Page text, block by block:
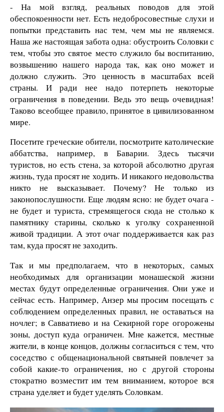
- На мой взгляд, реальных поводов для этой
обеспокоенности нет. Есть недобросовестные слухи и
попытки представить нас тем, чем мы не являемся.
Наша же настоящая забота одна: обустроить Соловки с
тем, чтобы это святое место служило бы воспитанию,
возвышению нашего народа так, как оно может и
должно служить. Это ценность в масштабах всей
страны. И ради нее надо потерпеть некоторые
ограничения в поведении. Ведь это вещь очевидная!
Таково всеобщее правило, принятое в цивилизованном
мире.
Посетите греческие обители, посмотрите католические
аббатства, например, в Баварии. Здесь тысячи
туристов, но есть стена, за которой абсолютно другая
жизнь, туда просят не ходить. И никакого недовольства
никто не высказывает. Почему? Не только из
законопослушности. Еще людям ясно: не будет очага -
не будет и туриста, стремящегося сюда не столько к
памятнику старины, сколько к уголку сохраненной
живой традиции. А этот очаг поддерживается как раз
там, куда просят не заходить.
Так и мы предполагаем, что в некоторых, самых
необходимых для организации монашеской жизни
местах будут определенные ограничения. Они уже и
сейчас есть. Например, Анзер мы просим посещать с
соблюдением определенных правил, не оставаться на
ночлег; в Савватиево и на Секирной горе огорожены
зоны, доступ куда ограничен. Мне кажется, местные
жители, в конце концов, должны согласиться с тем, что
соседство с общенациональной святыней повлечет за
собой какие-то ограничения, но с другой стороны
стократно возместит им тем вниманием, которое вся
страна уделяет и будет уделять Соловкам.